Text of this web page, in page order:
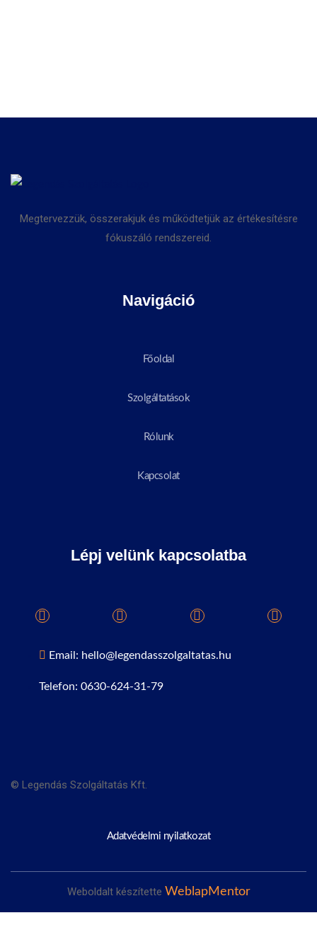
Megtervezzük, összerakjuk és működtetjük az értékesítésre
fókuszáló rendszereid.
Navigáció
Főoldal
Szolgáltatások
Rólunk
Kapcsolat
Lépj velünk kapcsolatba
Email: hello@legendasszolgaltatas.hu
Telefon: 0630-624-31-79
© Legendás Szolgáltatás Kft.
Adatvédelmi nyilatkozat
Weboldalt készítette WeblapMentor